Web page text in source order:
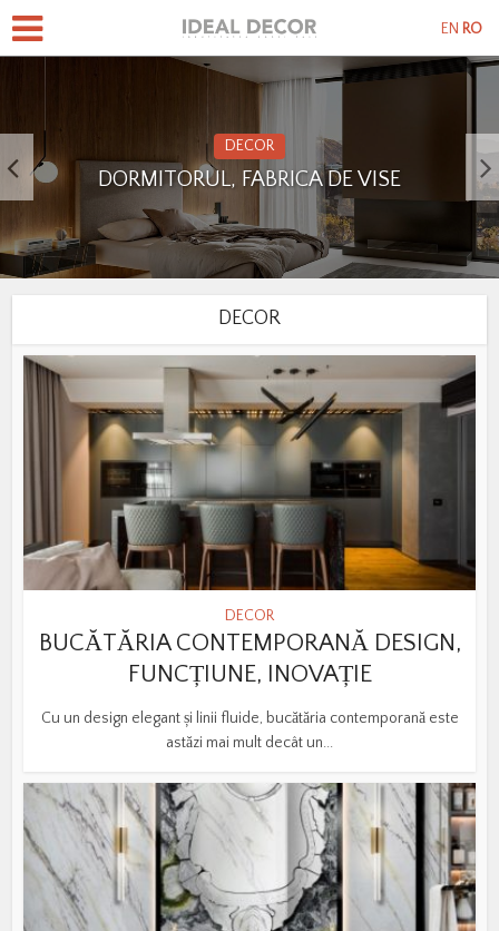
DECOR
DORMITORUL, FABRICA DE VISE
DECOR
DECOR
BUCĂTĂRIA CONTEMPORANĂ DESIGN,
FUNCȚIUNE, INOVAȚIE
Cu un design elegant și linii fluide, bucătăria contemporană este
astăzi mai mult decât un...
EN RO